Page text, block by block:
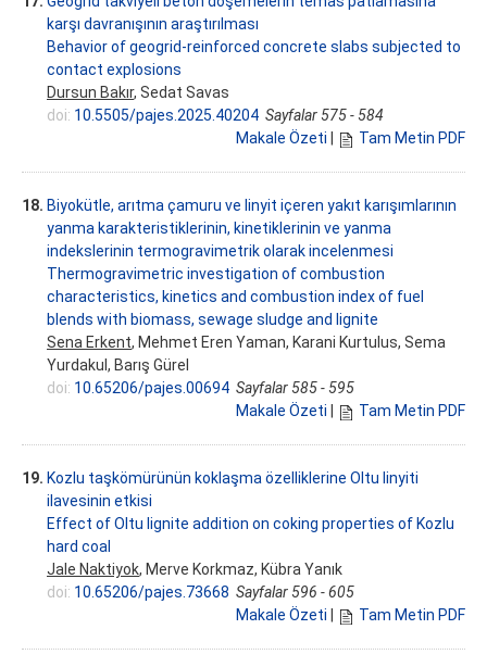
karşı davranışının araştırılması
Behavior of geogrid-reinforced concrete slabs subjected to
contact explosions
Dursun Bakır, Sedat Savas
doi: 10.5505/pajes.2025.40204 Sayfalar 575 - 584
Makale Özeti
Tam Metin PDF
18. Biyokütle, arıtma çamuru ve linyit içeren yakıt karışımlarının
yanma karakteristiklerinin, kinetiklerinin ve yanma
indekslerinin termogravimetrik olarak incelenmesi
Thermogravimetric investigation of combustion
characteristics, kinetics and combustion index of fuel
blends with biomass, sewage sludge and lignite
Sena Erkent, Mehmet Eren Yaman, Karani Kurtulus, Sema
Yurdakul, Barış Gürel
doi: 10.65206/pajes.00694 Sayfalar 585 - 595
Makale Özeti
Tam Metin PDF
19. Kozlu taşkömürünün koklaşma özelliklerine Oltu linyiti
ilavesinin etkisi
Effect of Oltu lignite addition on coking properties of Kozlu
hard coal
Jale Naktiyok, Merve Korkmaz, Kübra Yanık
doi: 10.65206/pajes.73668 Sayfalar 596 - 605
Makale Özeti
Tam Metin PDF